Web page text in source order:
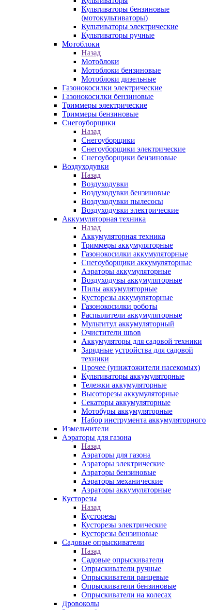
Культиваторы бензиновые
(мотокультиваторы)
Культиваторы электрические
Культиваторы ручные
Мотоблоки
Назад
Мотоблоки
Мотоблоки бензиновые
Мотоблоки дизельные
Газонокосилки электрические
Газонокосилки бензиновые
Триммеры электрические
Триммеры бензиновые
Снегоуборщики
Назад
Снегоуборщики
Снегоуборщики электрические
Снегоуборщики бензиновые
Воздуходувки
Назад
Воздуходувки
Воздуходувки бензиновые
Воздуходувки пылесосы
Воздуходувки электрические
Аккумуляторная техника
Назад
Аккумуляторная техника
Триммеры аккумуляторные
Газонокосилки аккумуляторные
Снегоуборщики аккумуляторные
Аэраторы аккумуляторные
Воздуходувы аккумуляторные
Пилы аккумуляторные
Кусторезы аккумуляторные
Газонокосилки роботы
Распылители аккумуляторные
Мультитул аккумуляторный
Очистители швов
Аккумуляторы для садовой техники
Зарядные устройства для садовой
техники
Прочее (унижтожители насекомых)
Культиваторы аккумуляторные
Тележки аккумуляторные
Высоторезы аккумуляторные
Секаторы аккумуляторные
Мотобуры аккумуляторные
Набор инструмента аккумуляторного
Измельчители
Аэраторы для газона
Назад
Аэраторы для газона
Аэраторы электрические
Аэраторы бензиновые
Аэраторы механические
Аэраторы аккумуляторные
Кусторезы
Назад
Кусторезы
Кусторезы электрические
Кусторезы бензиновые
Садовые опрыскиватели
Назад
Садовые опрыскиватели
Опрыскиватели ручные
Опрыскиватели ранцевые
Опрыскиватели бензиновые
Опрыскиватели на колесах
Дровоколы